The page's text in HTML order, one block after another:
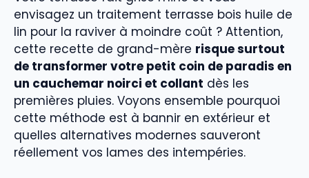
envisagez un traitement terrasse bois huile de
lin pour la raviver à moindre coût ? Attention,
cette recette de grand-mère risque surtout
de transformer votre petit coin de paradis en
un cauchemar noirci et collant dès les
premières pluies. Voyons ensemble pourquoi
cette méthode est à bannir en extérieur et
quelles alternatives modernes sauveront
réellement vos lames des intempéries.